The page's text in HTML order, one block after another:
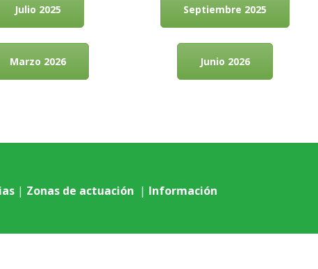
Julio 2025
Marzo 2026
Septiembre 2025
Junio 2026
| Zonas de actuación | Información